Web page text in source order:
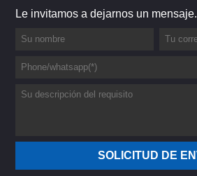
costura
Le invitamos a dejarnos un mensaje.